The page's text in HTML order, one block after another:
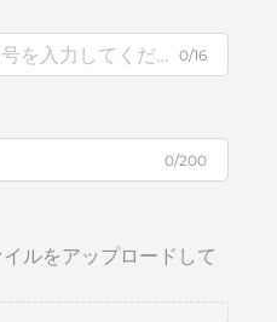
0/16
0/200
ルをアップロードして